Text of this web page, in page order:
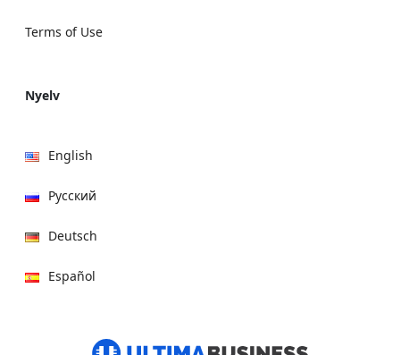
Terms of Use
Nyelv
English
Русский
Deutsch
Español